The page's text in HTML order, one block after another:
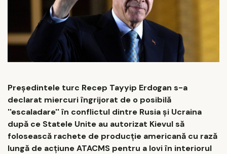
Preşedintele turc Recep Tayyip Erdogan s-a
declarat miercuri îngrijorat de o posibilă
''escaladare'' în conflictul dintre Rusia şi Ucraina
după ce Statele Unite au autorizat Kievul să
folosească rachete de producţie americană cu rază
lungă de acţiune ATACMS pentru a lovi în interiorul